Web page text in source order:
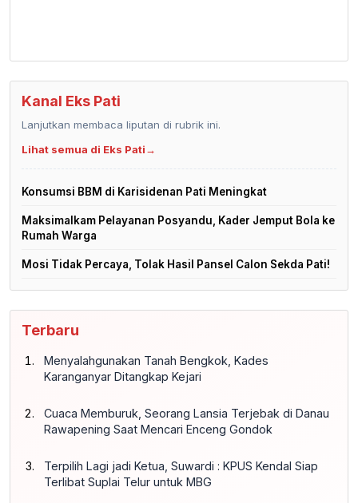
Kanal Eks Pati
Lanjutkan membaca liputan di rubrik ini.
Lihat semua di Eks Pati→
Konsumsi BBM di Karisidenan Pati Meningkat
Maksimalkam Pelayanan Posyandu, Kader Jemput Bola ke
Rumah Warga
Mosi Tidak Percaya, Tolak Hasil Pansel Calon Sekda Pati!
Terbaru
Menyalahgunakan Tanah Bengkok, Kades
Karanganyar Ditangkap Kejari
Cuaca Memburuk, Seorang Lansia Terjebak di Danau
Rawapening Saat Mencari Enceng Gondok
Terpilih Lagi jadi Ketua, Suwardi : KPUS Kendal Siap
Terlibat Suplai Telur untuk MBG